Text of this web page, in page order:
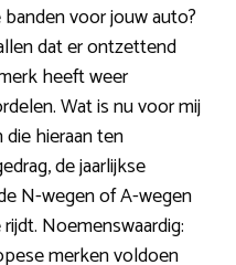
voor jouw auto?
dat er ontzettend
heeft weer
Wat is nu voor mij
hieraan ten
de jaarlijkse
N-wegen of A-wegen
Noemenswaardig:
merken voldoen